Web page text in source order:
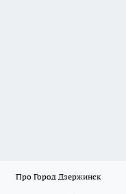
Про Город Дзержинск